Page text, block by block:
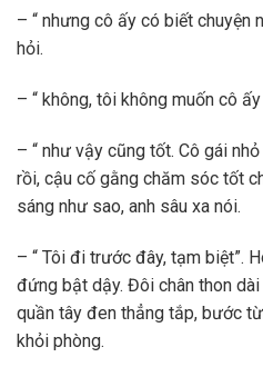
– “ nhưng cô ấy có biết chuyện
hỏi.
– “ không, tôi không muốn cô
– “ như vậy cũng tốt. Cô gái
rồi, cậu cố gằng chăm sóc tốt
sáng như sao, anh sâu xa nói.
– “ Tôi đi trước đây, tạm biệt”.
đứng bật dậy. Đôi chân thon
quần tây đen thẳng tắp, bước
khỏi phòng.